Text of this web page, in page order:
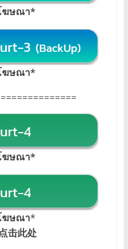
ฆษณา*
ฆษณา*
ฆษณา*
ฆษณา*
击此处